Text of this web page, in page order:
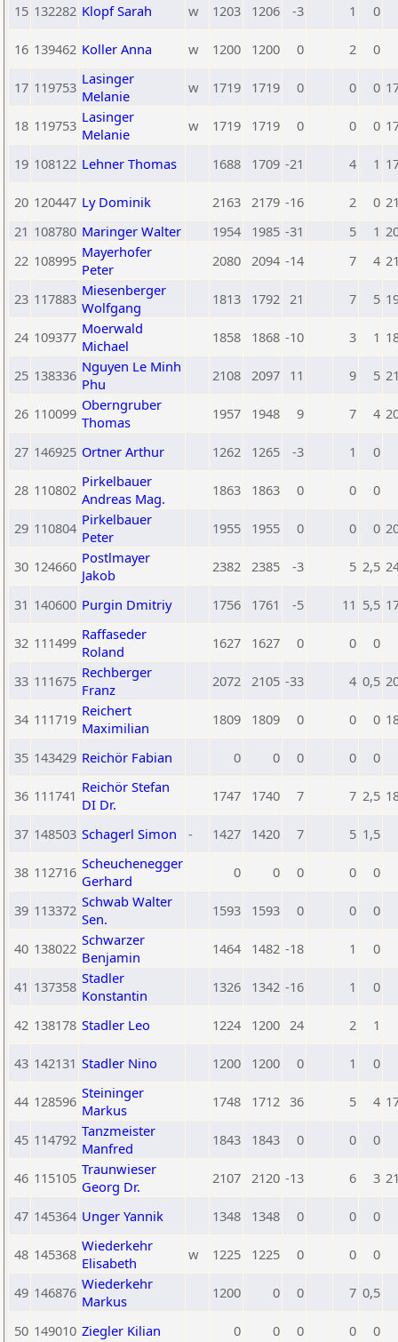
15 132282 Klopf Sarah w 1203 1206 -3 1 0
16 139462 Koller Anna w 1200 1200 0 2 0
17 119753 Lasinger
Melanie
w 1719 1719 0 0 0
18 119753 Lasinger
Melanie
w 1719 1719 0 0 0
19 108122 Lehner Thomas 1688 1709 -21 4 1
20 120447 Ly Dominik 2163 2179 -16 2 0
21 108780 Maringer Walter 1954 1985 -31 5 1
22 108995 Mayerhofer
Peter
2080 2094 -14 7 4
23 117883 Miesenberger
Wolfgang
1813 1792 21 7 5
24 109377 Moerwald
Michael
1858 1868 -10 3 1
25 138336 Nguyen Le Minh
Phu
2108 2097 11 9 5
26 110099 Oberngruber
Thomas
1957 1948 9 7 4
27 146925 Ortner Arthur 1262 1265 -3 1 0
28 110802 Pirkelbauer
Andreas Mag.
1863 1863 0 0 0
29 110804 Pirkelbauer
Peter
1955 1955 0 0 0
30 124660 Postlmayer
Jakob
2382 2385 -3 5 2,5
31 140600 Purgin Dmitriy 1756 1761 -5 11 5,5
32 111499 Raffaseder
Roland
1627 1627 0 0 0
33 111675 Rechberger
Franz
2072 2105 -33 4 0,5
34 111719 Reichert
Maximilian
1809 1809 0 0 0
35 143429 Reichör Fabian 0 0 0 0 0
36 111741 Reichör Stefan
DI Dr.
1747 1740 7 7 2,5
37 148503 Schagerl Simon - 1427 1420 7 5 1,5
38 112716 Scheuchenegger
Gerhard
0 0 0 0 0
39 113372 Schwab Walter
Sen.
1593 1593 0 0 0
40 138022 Schwarzer
Benjamin
1464 1482 -18 1 0
41 137358 Stadler
Konstantin
1326 1342 -16 1 0
42 138178 Stadler Leo 1224 1200 24 2 1
43 142131 Stadler Nino 1200 1200 0 1 0
44 128596 Steininger
Markus
1748 1712 36 5 4
45 114792 Tanzmeister
Manfred
1843 1843 0 0 0
46 115105 Traunwieser
Georg Dr.
2107 2120 -13 6 3
47 145364 Unger Yannik 1348 1348 0 0 0
48 145368 Wiederkehr
Elisabeth
w 1225 1225 0 0 0
49 146876 Wiederkehr
Markus
1200 0 0 7 0,5
50 149010 Ziegler Kilian 0 0 0 0 0